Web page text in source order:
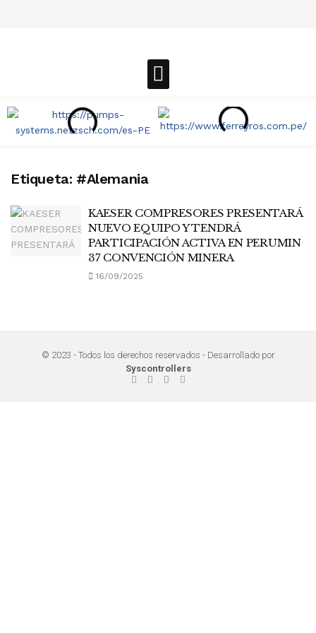
Etiqueta: #Alemania
KAESER COMPRESORES PRESENTARÁ
NUEVO EQUIPO Y TENDRÁ
PARTICIPACIÓN ACTIVA EN PERUMIN
37 CONVENCIÓN MINERA
16/09/2025
© 2023 - Todos los derechos reservados - Desarrollado por
Syscontrollers